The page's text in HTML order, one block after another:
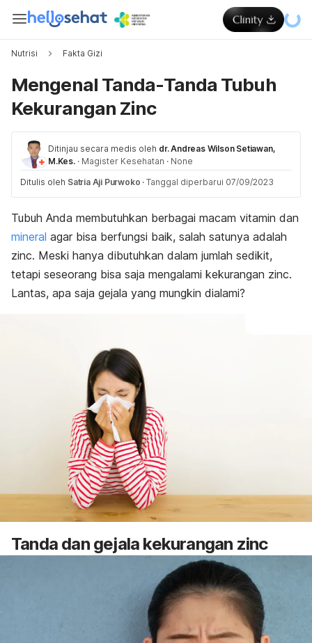
Nutrisi Fakta Gizi
Mengenal Tanda-Tanda Tubuh
Kekurangan Zinc
Ditinjau secara medis oleh dr. Andreas Wilson Setiawan,
M.Kes. · Magister Kesehatan · None
Ditulis oleh Satria Aji Purwoko · Tanggal diperbarui 07/09/2023
Tubuh Anda membutuhkan berbagai macam vitamin dan
mineral agar bisa berfungsi baik, salah satunya adalah
zinc. Meski hanya dibutuhkan dalam jumlah sedikit,
tetapi seseorang bisa saja mengalami kekurangan zinc.
Lantas, apa saja gejala yang mungkin dialami?
Tanda dan gejala kekurangan zinc